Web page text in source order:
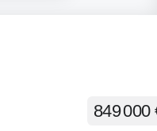
849 000